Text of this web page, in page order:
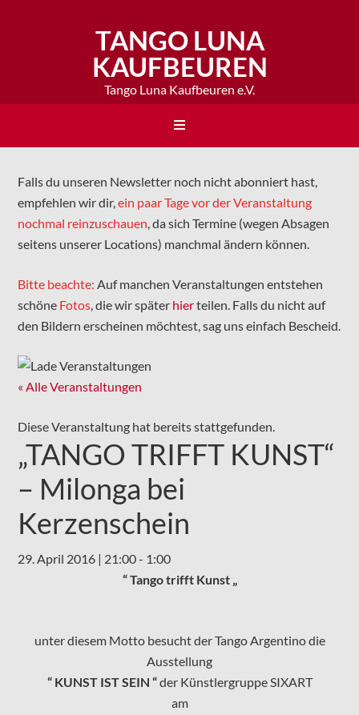
TANGO LUNA
KAUFBEUREN
Tango Luna Kaufbeuren e.V.
Falls du unseren Newsletter noch nicht abonniert hast,
empfehlen wir dir,ein paar Tage vor der Veranstaltung
nochmal reinzuschauen, da sich Termine (wegen Absagen
seitens unserer Locations) manchmal ändern können.
Bitte beachte: Auf manchen Veranstaltungen entstehen
schöne Fotos, die wir später hierteilen. Falls du nicht auf
den Bildern erscheinen möchtest, sag uns einfach Bescheid.
« Alle Veranstaltungen
Diese Veranstaltung hat bereits stattgefunden.
„TANGO TRIFFT KUNST“
– Milonga bei
Kerzenschein
29. April 2016 | 21:00- 1:00
“ Tango trifft Kunst „
unter diesem Motto besucht der Tango Argentino die
Ausstellung
“ KUNST IST SEIN “der Künstlergruppe SIXART
am